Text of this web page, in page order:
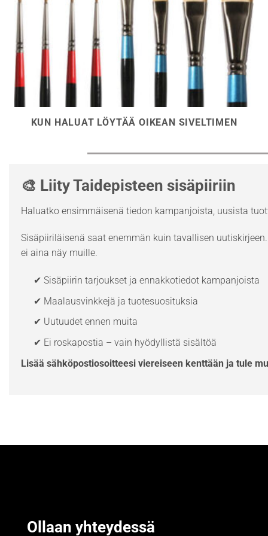
KUN HALUAT LÖYTÄÄ OIKEAN SIVELTIMEN
🎨 Liity Taidepisteen sisäpiiriin
Haluatko ensimmäisenä tiedon kampanjoista, uusista
Sisäpiiriläisenä saat enemmän kuin tavallisen
ei aina näy muille.
✔ Sisäpiirin tarjoukset ja ennakkotiedot kampanjoista
✔ Maalausvinkkejä ja tuotesuosituksia
✔ Uutuudet ennen muita
✔ Ei roskapostia – vain hyödyllistä sisältöä
Lisää sähköpostiosoitteesi viereiseen kenttään ja tule
Ollaan yhteydessä